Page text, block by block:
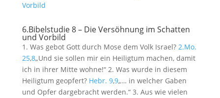
6.Bibelstudie 8 – Die Versöhnung im Schatten
und Vorbild
1. Was gebot Gott durch Mose dem Volk Israel? 2.Mo.
25,8„Und sie sollen mir ein Heiligtum machen, damit
ich in ihrer Mitte wohne!“ 2. Was wurde in diesem
Heiligtum geopfert? Hebr. 9,9„… in welcher Gaben
und Opfer dargebracht werden.“ 3. Aus wie vielen